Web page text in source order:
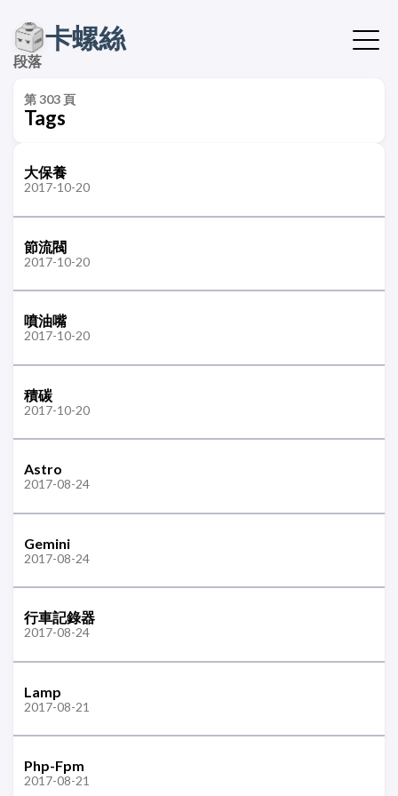
卡螺絲
段落
第 303 頁
Tags
大保養
2017-10-20
節流閥
2017-10-20
噴油嘴
2017-10-20
積碳
2017-10-20
Astro
2017-08-24
Gemini
2017-08-24
行車記錄器
2017-08-24
Lamp
2017-08-21
Php-Fpm
2017-08-21